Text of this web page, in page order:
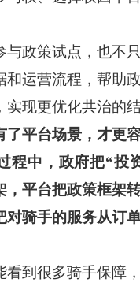
试点，也不只
和运营流程，帮助
现更优化共治的结
了平台场景，才更
程中，政府把“投
，平台把政策框架
对骑手的服务从订
多骑手保障，